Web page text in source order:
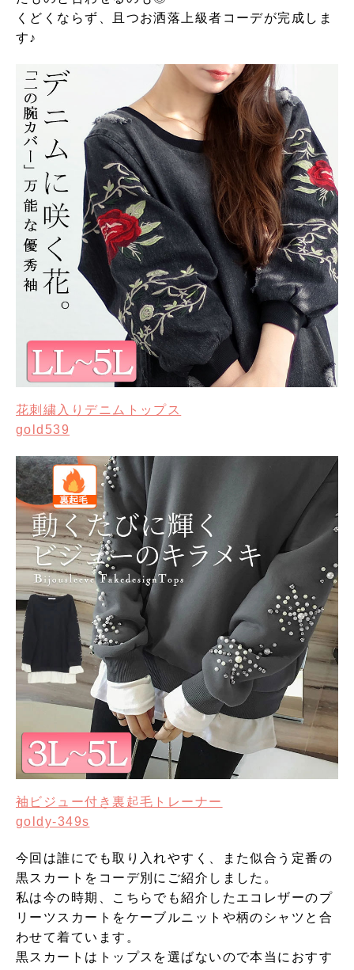
くどくならず、且つお洒落上級者コーデが完成しま
す♪
花刺繍入りデニムトップス
gold539
袖ビジュー付き裏起毛トレーナー
goldy-349s
今回は誰にでも取り入れやすく、また似合う定番の
黒スカートをコーデ別にご紹介しました。
私は今の時期、こちらでも紹介したエコレザーのプ
リーツスカートをケーブルニットや柄のシャツと合
わせて着ています。
黒スカートはトップスを選ばないので本当におすす